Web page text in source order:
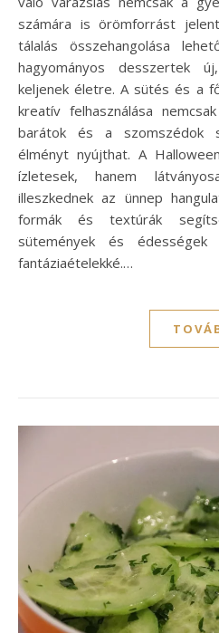
számára is örömforrást
tálalás összehangolása
hagyományos desszertek
keljenek életre. A sütés és a
kreatív felhasználása
barátok és a szomszédok
élményt nyújthat. A
ízletesek, hanem
illeszkednek az ünnep
formák és textúrák
sütemények és édességek
fantáziaételekké.…